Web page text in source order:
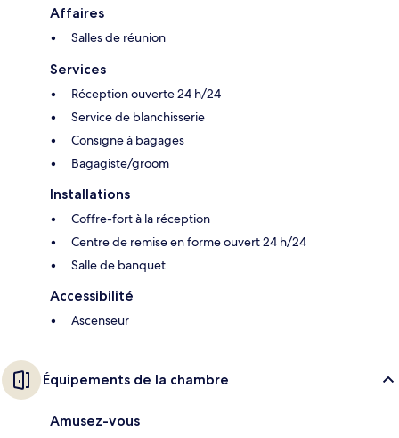
Affaires
Salles de réunion
Services
Réception ouverte 24 h/24
Service de blanchisserie
Consigne à bagages
Bagagiste/groom
Installations
Coffre-fort à la réception
Centre de remise en forme ouvert 24 h/24
Salle de banquet
Accessibilité
Ascenseur
Équipements de la chambre
Amusez-vous